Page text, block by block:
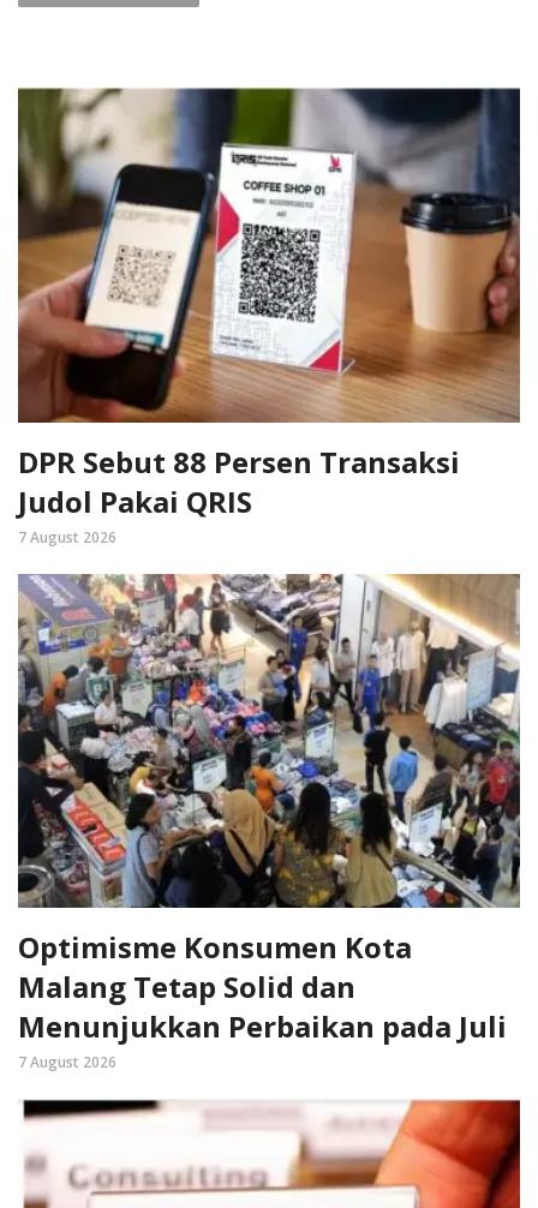
DPR Sebut 88 Persen Transaksi
Judol Pakai QRIS
7 August 2026
Optimisme Konsumen Kota
Malang Tetap Solid dan
Menunjukkan Perbaikan pada Juli
7 August 2026